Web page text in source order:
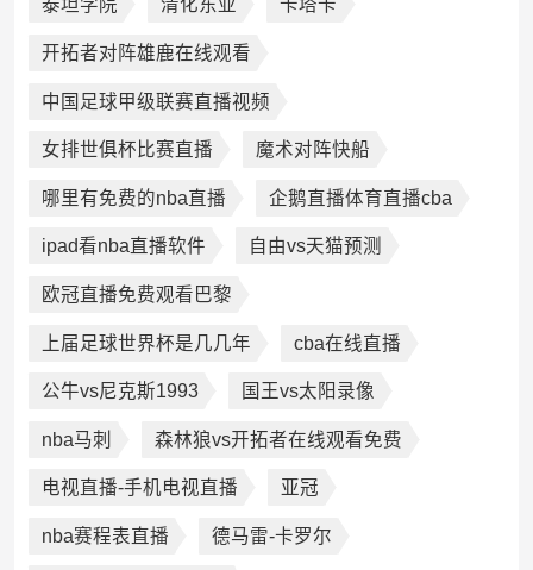
泰坦学院 清化东亚 卡塔卡
开拓者对阵雄鹿在线观看
中国足球甲级联赛直播视频
女排世俱杯比赛直播 魔术对阵快船
哪里有免费的nba直播 企鹅直播体育直播cba
ipad看nba直播软件 自由vs天猫预测
欧冠直播免费观看巴黎
上届足球世界杯是几几年 cba在线直播
公牛vs尼克斯1993 国王vs太阳录像
nba马刺 森林狼vs开拓者在线观看免费
电视直播-手机电视直播 亚冠
nba赛程表直播 德马雷-卡罗尔